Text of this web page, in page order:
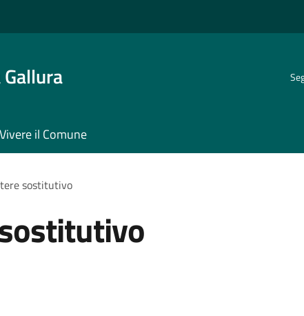
Vivere il Comune
sostitutivo